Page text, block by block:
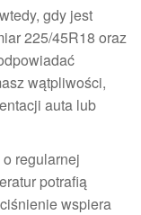
gdy jest
225/45R18 oraz
wątpliwości,
auta lub
regularnej
potrafią
wspiera